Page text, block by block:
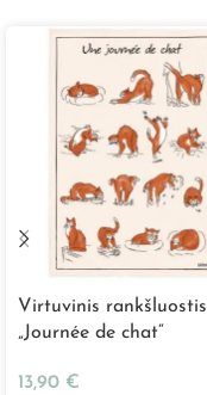
Virtuvinis rankšluostis
„Journée de chat“
13,90 €